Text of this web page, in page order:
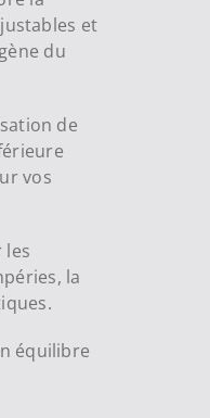
et
du
de
vos
les
la
équilibre